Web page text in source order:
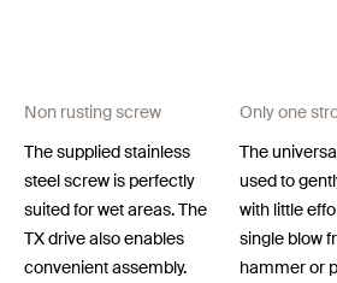
Non rusting screw
The supplied stainless
steel screw is perfectly
suited for wet areas. The
TX drive also enables
convenient assembly.
Only one
The
used to
with little
single blow
hammer or